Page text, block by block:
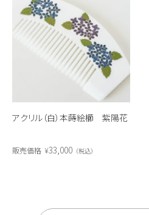
アクリル（白）本蒔絵櫛 紫陽花
販売価格 ¥33,000 税込